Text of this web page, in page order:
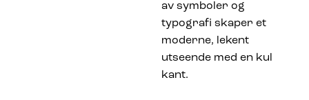
av symboler og
typografi skaper et
moderne, lekent
utseende med en kul
kant.